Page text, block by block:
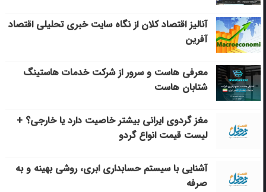
آنالیز اقتصاد کلان از نگاه سایت خبری تحلیلی اقتصاد
آفرین
معرفی هاست و سرور از شرکت خدمات هاستینگ
شتابان هاست
مغز گردوی ایرانی بیشتر خاصیت دارد یا خارجی؟ +
لیست قیمت انواع گردو
آشنایی با سیستم حسابداری ابری، روشی بهینه و به
صرفه